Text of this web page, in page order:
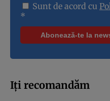
Sunt de acord cu
*
Iți recomandăm